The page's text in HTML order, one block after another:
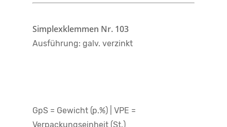
Simplexklemmen Nr. 103
Ausführung: galv. verzinkt
GpS = Gewicht (p.%) | VPE =
Verpackungseinheit (St.)